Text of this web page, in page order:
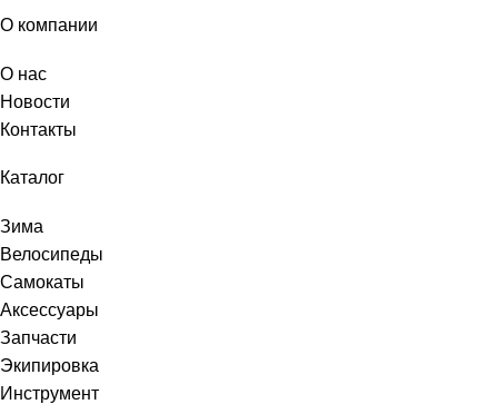
О компании
О нас
Новости
Контакты
Каталог
Зима
Велосипеды
Самокаты
Аксессуары
Запчасти
Экипировка
Инструмент